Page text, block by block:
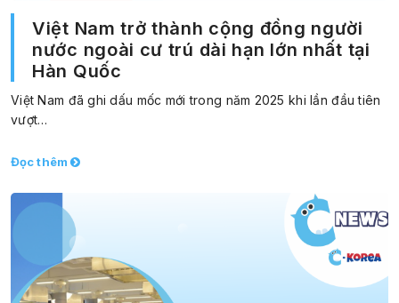
Việt Nam trở thành cộng đồng người
nước ngoài cư trú dài hạn lớn nhất tại
Hàn Quốc
Việt Nam đã ghi dấu mốc mới trong năm 2025 khi lần đầu tiên
vượt…
Đọc thêm